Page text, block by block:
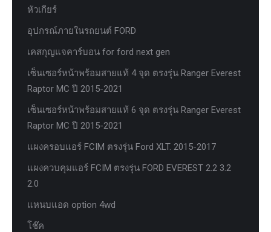
หัวเกียร์
อุปกรณ์ภายในรถยนต์ FORD
เคสกุญแจคาร์บอน for ford next gen
เซ็นเซอร์หน้าพร้อมสายแท้ 4 จุด ตรงรุ่น Ranger Everest
Raptor MC ปี 2015-2021
เซ็นเซอร์หน้าพร้อมสายแท้ 6 จุด ตรงรุ่น Ranger Everest
Raptor MC ปี 2015-2021
แผงครอบแอร์ FCIM ตรงรุ่น Ford XLT. 2015-2017
แผงควบคุมแอร์ FCIM ตรงรุ่น FORD EVEREST 2.2 3.2
2.0
แหนบแอด option 4wd
โช๊ค